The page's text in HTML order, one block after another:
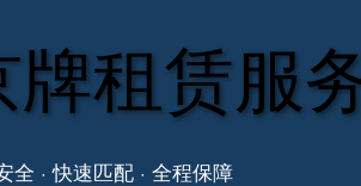
租赁服
全 · 快速匹配 · 全程保障